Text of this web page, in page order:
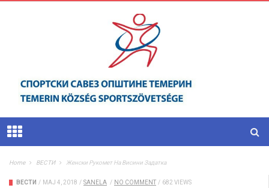
Home ВЕСТИ Женски Рукомет На Висини Задатка
ВЕСТИ / МАЈ 4, 2018 / SANELA / NO COMMENT / 682 VIEWS